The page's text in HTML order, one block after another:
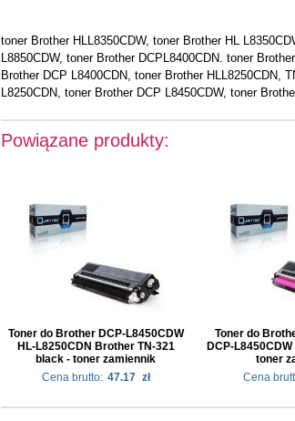
toner Brother HLL8350CDW, toner Brother HL
L8850CDW, toner Brother DCPL8400CDN. toner
Brother DCP L8400CDN, toner Brother HLL8250CDN,
L8250CDN, toner Brother DCP L8450CDW, toner
Powiązane produkty:
Toner do Brother DCP-L8450CDW
HL-L8250CDN Brother TN-321
black - toner zamiennik
Cena brutto: 47.17 zł
Toner do
DCP-
toner
Cena